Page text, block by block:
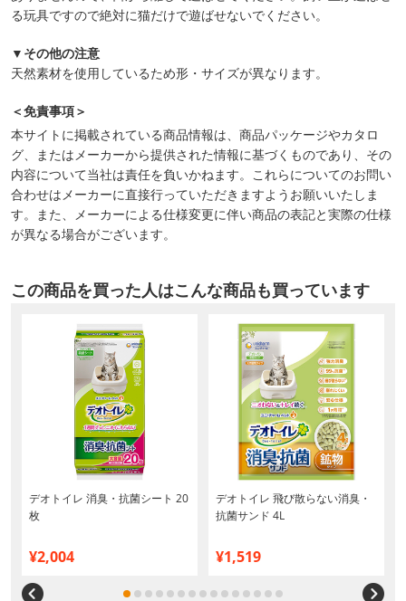
る玩具ですので絶対に猫だけで遊ばせないでください。
▼その他の注意
天然素材を使用しているため形・サイズが異なります。
＜免責事項＞
本サイトに掲載されている商品情報は、商品パッケージやカタロ
グ、またはメーカーから提供された情報に基づくものであり、その
内容について当社は責任を負いかねます。これらについてのお問い
合わせはメーカーに直接行っていただきますようお願いいたしま
す。また、メーカーによる仕様変更に伴い商品の表記と実際の仕様
が異なる場合がございます。
この商品を買った人はこんな商品も買っています
デオトイレ 消臭・抗菌シート 20
枚
¥2,004
デオトイレ 飛び散らない消臭・
抗菌サンド 4L
¥1,519